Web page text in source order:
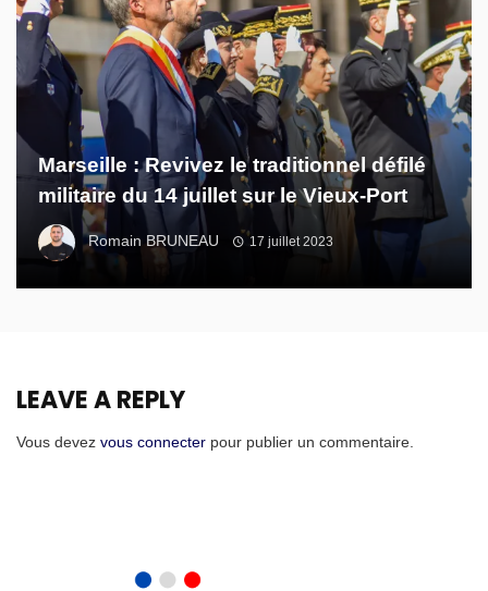
Marseille : Revivez le traditionnel défilé
militaire du 14 juillet sur le Vieux-Port
Romain BRUNEAU 17 juillet 2023
LEAVE A REPLY
Vous devez vous connecter pour publier un commentaire.